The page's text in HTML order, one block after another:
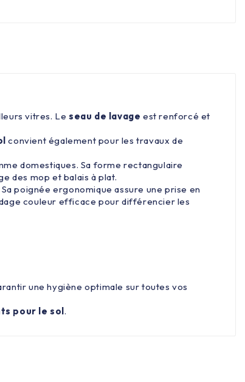
vitres. Leseau de lavage est renforcé et
convient également pour les travaux de
domestiques. Sa forme rectangulaire
des mop et balais à plat.
poignée ergonomique assure une prise en
couleur efficace pour différencier les
une hygiène optimale sur toutes vos
pour le sol.